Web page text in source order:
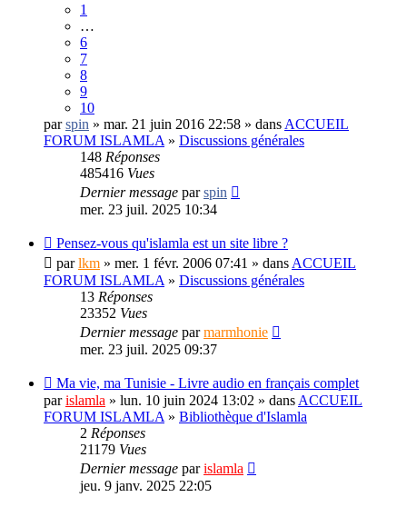
1
…
6
7
8
9
10
parspin » mar. 21 juin 2016 22:58 » dans ACCUEIL
FORUM ISLAMLA » Discussions générales
148 Réponses
485416 Vues
Dernier message parspin
mer. 23 juil. 2025 10:34
Pensez-vous qu'islamla est un site libre ?
parlkm » mer. 1 févr. 2006 07:41 » dans ACCUEIL
FORUM ISLAMLA » Discussions générales
13 Réponses
23352 Vues
Dernier message parmarmhonie
mer. 23 juil. 2025 09:37
Ma vie, ma Tunisie - Livre audio en français complet
parislamla » lun. 10 juin 2024 13:02 » dans ACCUEIL
FORUM ISLAMLA » Bibliothèque d'Islamla
2 Réponses
21179 Vues
Dernier message parislamla
jeu. 9 janv. 2025 22:05